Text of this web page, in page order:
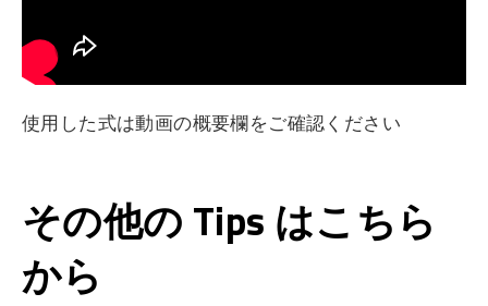
使用した式は動画の概要欄をご確認ください
その他の Tips はこちら
から